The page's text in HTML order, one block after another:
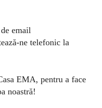
email
ne telefonic la
EMA, pentru a face
noastră!